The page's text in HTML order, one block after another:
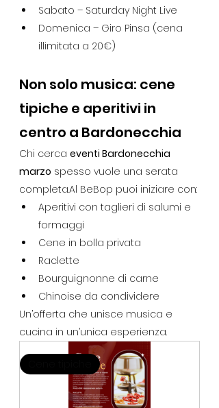
Sabato – Saturday Night Live
Domenica – Giro Pinsa (cena
illimitata a 20€)
Non solo musica: cene
tipiche e aperitivi in
centro a Bardonecchia
Chi cerca eventi Bardonecchia
marzo spesso vuole una serata
completa.Al BeBop puoi iniziare con:
Aperitivi con taglieri di salumi e
formaggi
Cene in bolla privata
Raclette
Bourguignonne di carne
Chinoise da condividere
Un’offerta che unisce musica e
cucina in un’unica esperienza.